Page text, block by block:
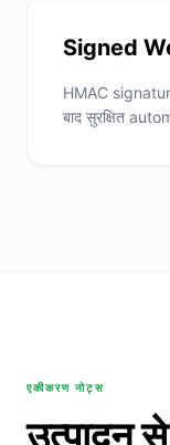
Signed
HMAC
बाद सुरक्षित
एकीकरण नोट्स